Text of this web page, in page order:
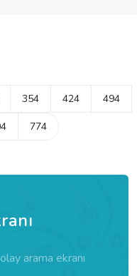
354 424 494
774
arama ekranı